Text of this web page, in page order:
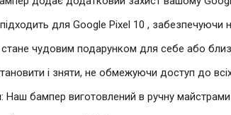
для Google Pixel 10 , забезпечуючи
чудовим подарунком для себе або
і зняти, не обмежуючи доступ до всіх
: Наш бампер виготовлений в ручну